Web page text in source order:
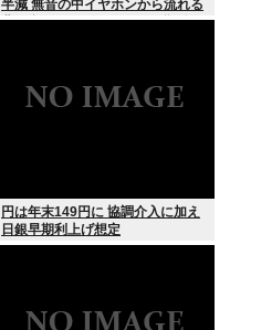
半減 無音の中イヤホンから流れる
曲に合わせ踊るサイレント盆ダン
円は年末149円に 協調介入に加え
日銀早期利上げ想定